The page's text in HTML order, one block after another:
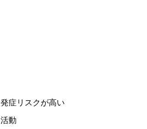
症リスクが高い
動